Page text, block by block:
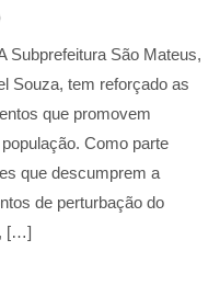
Subprefeitura São Mateus,
Souza, tem reforçado as
que promovem
Como parte
que descumprem a
de perturbação do
[…]